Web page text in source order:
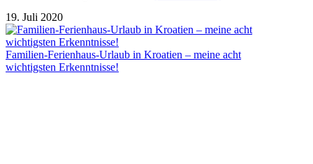
19. Juli 2020
Familien-Ferienhaus-Urlaub in Kroatien – meine acht
wichtigsten Erkenntnisse!